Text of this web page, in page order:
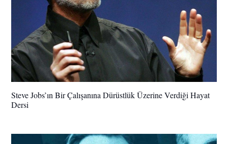
Steve Jobs’ın Bir Çalışanına Dürüstlük Üzerine Verdiği Hayat
Dersi